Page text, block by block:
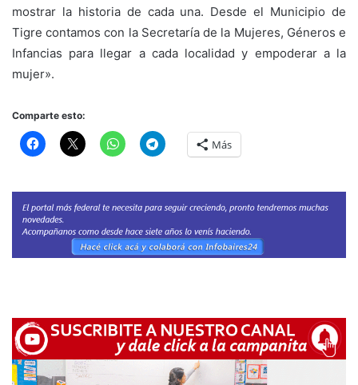
mostrar la historia de cada una. Desde el Municipio de
Tigre contamos con la Secretaría de la Mujeres, Géneros e
Infancias para llegar a cada localidad y empoderar a la
mujer».
Comparte esto:
Más